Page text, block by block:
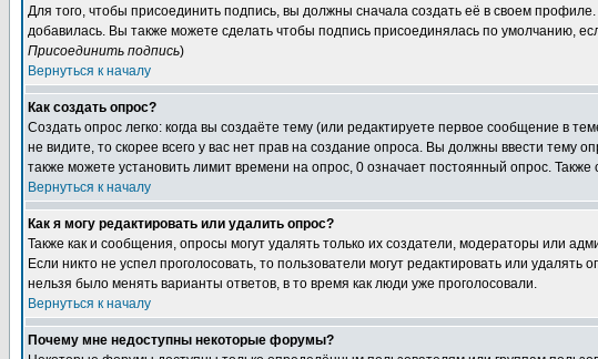
Для того, чтобы присоединить подпись, вы должны сначала создать её в своем
добавилась. Вы также можете сделать чтобы подпись присоединялась по умолчанию,
Присоединить подпись)
Вернуться к началу
Как создать опрос?
Создать опрос легко: когда вы создаёте тему (или редактируете первое сообщение в
не видите, то скорее всего у вас нет прав на создание опроса. Вы должны ввести тему
также можете установить лимит времени на опрос, 0 означает постоянный опрос.
Вернуться к началу
Как я могу редактировать или удалить опрос?
Также как и сообщения, опросы могут удалять только их создатели, модераторы или
Если никто не успел проголосовать, то пользователи могут редактировать или
нельзя было менять варианты ответов, в то время как люди уже проголосовали.
Вернуться к началу
Почему мне недоступны некоторые форумы?